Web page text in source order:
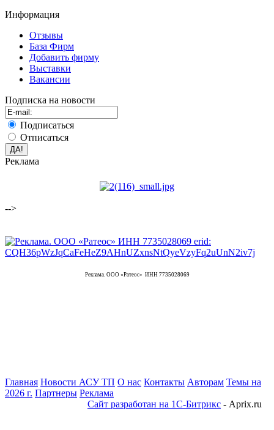
Информация
Отзывы
База Фирм
Добавить фирму
Выставки
Вакансии
Подписка на новости
Подписаться
Отписаться
Реклама
-->
Реклама. ООО «Ратеос» ИНН 7735028069
Главная Новости АСУ ТП О нас Контакты Авторам Темы на
2026 г. Партнеры Реклама
Сайт разработан на 1С-Битрикс - Aprix.ru